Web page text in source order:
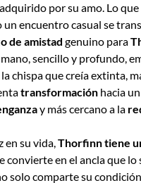
por su amo. Lo que
un encuentro casual se
de amistad genuino para
sencillo y profundo,
chispa que creía extinta,
transformación hacia
y más cercano a la
en su vida,Thorfinn tiene
convierte en el ancla que lo
solo comparte su